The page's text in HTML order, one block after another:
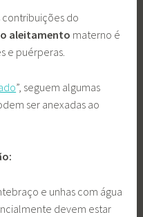
contribuições do
aleitamento materno é
e puérperas.
”, seguem algumas
ser anexadas ao
e unhas com água
devem estar